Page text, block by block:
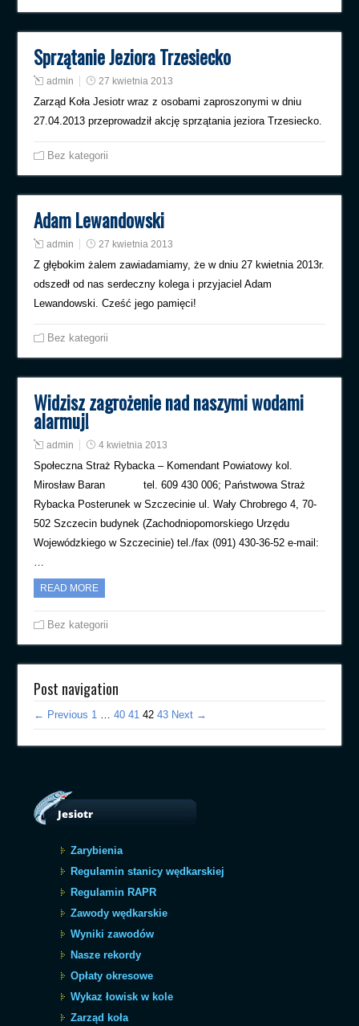
Sprzątanie Jeziora Trzesiecko
admin 27 kwietnia 2013
Zarząd Koła Jesiotr wraz z osobami zaproszonymi w dniu
27.04.2013 przeprowadził akcję sprzątania jeziora Trzesiecko.
Bez kategorii
Adam Lewandowski
admin 27 kwietnia 2013
Z głębokim żalem zawiadamiamy, że w dniu 27 kwietnia 2013r.
odszedł od nas serdeczny kolega i przyjaciel Adam
Lewandowski. Cześć jego pamięci!
Bez kategorii
Widzisz zagrożenie nad naszymi wodami
alarmuj!
admin 4 kwietnia 2013
Społeczna Straż Rybacka – Komendant Powiatowy kol.
Mirosław Baran tel. 609 430 006; Państwowa Straż
Rybacka Posterunek w Szczecinie ul. Wały Chrobrego 4, 70-
502 Szczecin budynek (Zachodniopomorskiego Urzędu
Wojewódzkiego w Szczecinie) tel./fax (091) 430-36-52 e-mail:
…
READ MORE
Bez kategorii
Post navigation
← Previous 1 … 40 41 42 43 Next →
Jesiotr
Zarybienia
Regulamin stanicy wędkarskiej
Regulamin RAPR
Zawody wędkarskie
Wyniki zawodów
Nasze rekordy
Opłaty okresowe
Wykaz łowisk w kole
Zarząd koła